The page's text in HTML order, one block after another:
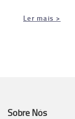
Ler mais >
Sobre Nós